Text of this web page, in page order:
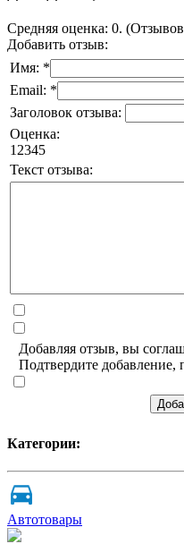
Средняя оценка: 0.
Добавить отзыв:
Имя: *
Email: *
Заголовок отзыва:
Оценка:
1 2345
Текст отзыва:
Добавляя отзыв, вы
Подтвердите добавление,
Категории:
Автотовары